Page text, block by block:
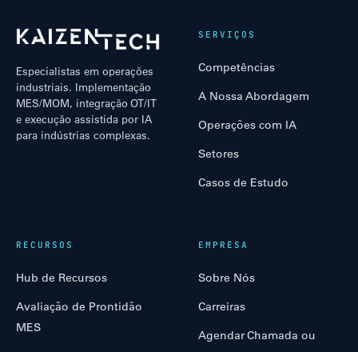
Especialistas em operações
industriais. Implementação
MES/MOM, integração OT/IT
e execução assistida por IA
para indústrias complexas.
SERVIÇOS
Competências
A Nossa Abordagem
Operações com IA
Setores
Casos de Estudo
RECURSOS
Hub de Recursos
Avaliação de Prontidão
MES
EMPRESA
Sobre Nós
Carreiras
Agendar Chamada ou